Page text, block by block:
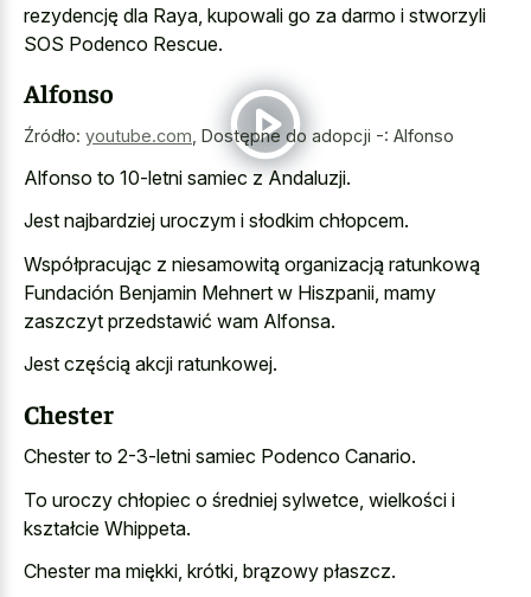
rezydencję dla Raya, kupowali go za darmo i stworzyli
SOS Podenco Rescue.
Alfonso
Źródło: youtube.com Dostępne do adopcji -: Alfonso
Alfonso to 10-letni samiec z Andaluzji.
Jest najbardziej uroczym i słodkim chłopcem.
Współpracując z niesamowitą organizacją ratunkową
Fundación Benjamin Mehnert w Hiszpanii, mamy
zaszczyt przedstawić wam Alfonsa.
Jest częścią akcji ratunkowej.
Chester
Chester to 2-3-letni samiec Podenco Canario.
To uroczy chłopiec o średniej sylwetce, wielkości i
kształcie Whippeta.
Chester ma miękki, krótki, brązowy płaszcz.